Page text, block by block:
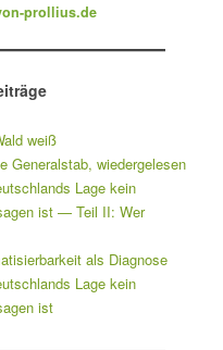
prollius.de
weiß
Generalstab, wiedergelesen
Lage kein
ist — Teil II: Wer
als Diagnose
Lage kein
ist